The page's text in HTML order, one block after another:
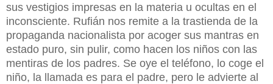
sus vestigios impresas en la materia u ocultas en el
inconsciente. Rufián nos remite a la trastienda de la
propaganda nacionalista por acoger sus mantras en
estado puro, sin pulir, como hacen los niños con las
mentiras de los padres. Se oye el teléfono, lo coge el
niño, la llamada es para el padre, pero le advierte al